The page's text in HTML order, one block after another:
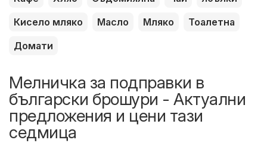
Кисело мляко
Масло Мляко
Тоалетна
Домати
Мелничка за подправки в
български брошури - Актуални
предложения и цени тази
седмица